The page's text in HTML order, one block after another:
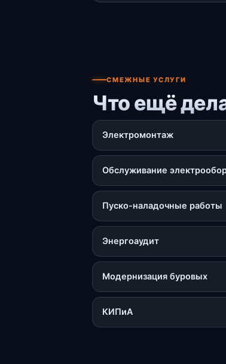
СМЕЖНЫЕ УСЛУГИ
Что ещё
Электромонтаж
Обслуживание
Пуско-наладочные работы
Энергоаудит
Модернизация буровых
КИПиА